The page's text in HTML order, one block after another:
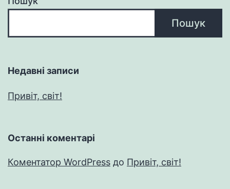
Пошук
Недавні записи
Привіт, світ!
Останні коментарі
Коментатор WordPress до Привіт, світ!